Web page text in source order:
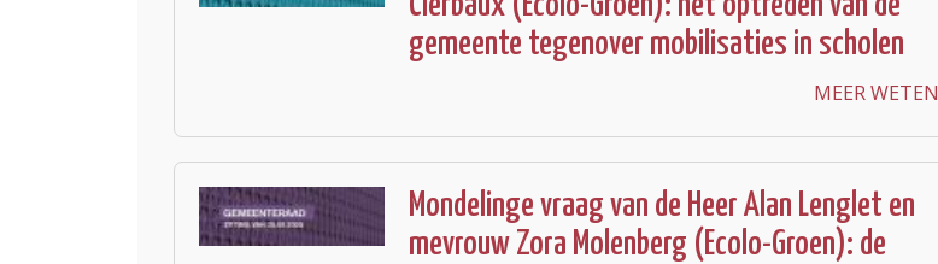
gemeente tegenover mobilisaties in scholen
MEER WETEN
Mondelinge vraag van de Heer Alan Lenglet en
mevrouw Zora Molenberg (Ecolo-Groen): de